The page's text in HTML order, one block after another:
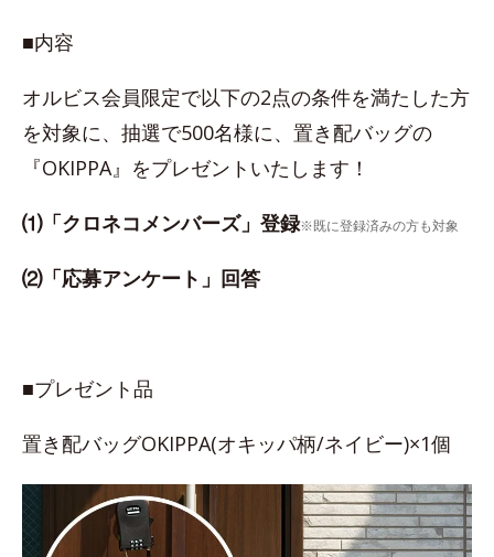
■内容
オルビス会員限定で以下の2点の条件を満たした方
を対象に、抽選で500名様に、置き配バッグの
『OKIPPA』をプレゼントいたします！
⑴「クロネコメンバーズ」登録※既に登録済みの方も対象
⑵「応募アンケート」回答
■プレゼント品
置き配バッグOKIPPA(オキッパ柄/ネイビー)×1個